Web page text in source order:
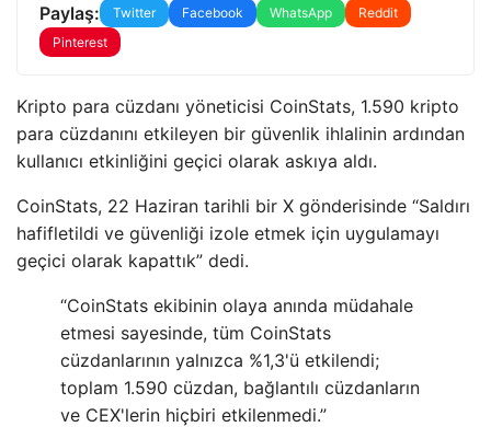
Paylaş: Twitter Facebook WhatsApp
Reddit
Pinterest
Kripto para cüzdanı yöneticisi CoinStats, 1.590 kripto
para cüzdanını etkileyen bir güvenlik ihlalinin ardından
kullanıcı etkinliğini geçici olarak askıya aldı.
CoinStats, 22 Haziran tarihli bir X gönderisinde “Saldırı
hafifletildi ve güvenliği izole etmek için uygulamayı
geçici olarak kapattık” dedi.
“CoinStats ekibinin olaya anında müdahale
etmesi sayesinde, tüm CoinStats
cüzdanlarının yalnızca %1,3'ü etkilendi;
toplam 1.590 cüzdan, bağlantılı cüzdanların
ve CEX'lerin hiçbiri etkilenmedi.”